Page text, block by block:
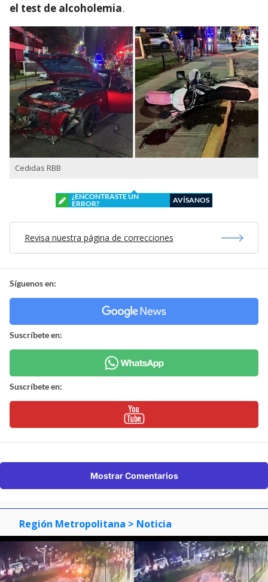
el test de alcoholemia.
Cedidas RBB
¿ENCONTRASTE UN
ERROR?
AVÍSANOS
Revisa nuestra página de correcciones
Síguenos en:
Suscríbete en:
Suscríbete en:
Mostrar Comentarios
Región Metropolitana > Noticia